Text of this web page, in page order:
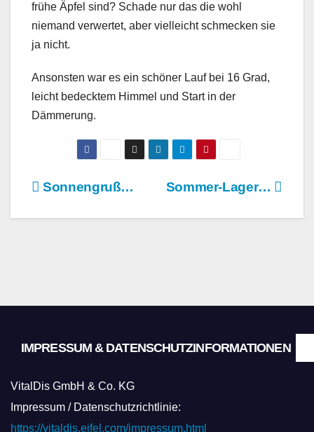
frühe Äpfel sind? Schade nur das die wohl
niemand verwertet, aber vielleicht schmecken sie
ja nicht.
Ansonsten war es ein schöner Lauf bei 16 Grad,
leicht bedecktem Himmel und Start in der
Dämmerung.
BeitragsnavigationSommer-Lager…
Sonnengruß…
IMPRESSUM & DATENSCHUTZINFORMATIONEN
VitalDis GmbH & Co. KG
Impressum / Datenschutzrichtlinie:
https://vitaldis.eifel.com/impressum.html